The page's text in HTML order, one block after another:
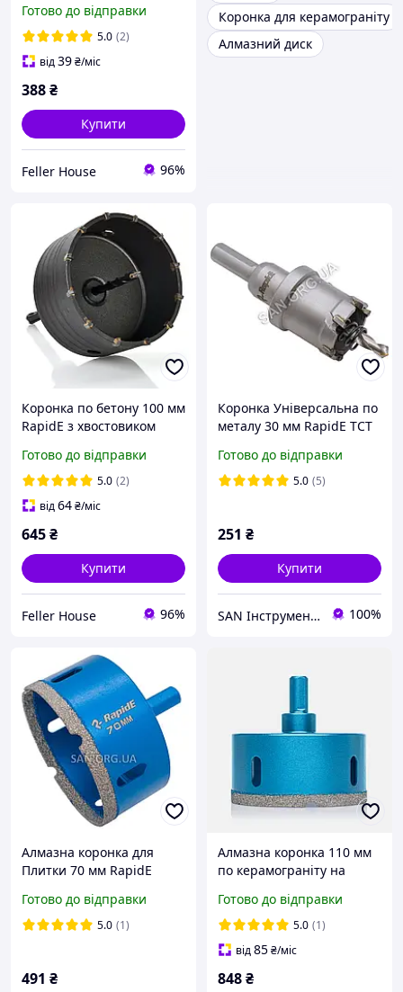
Готово до відправки
5.0 (2)
від39₴/міс
388₴
Купити
Feller House 96%
Коронка для керамограніту
Алмазний диск
Коронка по бетону 100 мм
RapidE з хвостовиком
Готово до відправки
5.0 (2)
від64₴/міс
645₴
Купити
Feller House 96%
Коронка Універсальна по
металу 30 мм RapidE TCT
напайками
Готово до відправки
5.0 (5)
251 ₴
Купити
SAN Інструмент Комплектуючі Запчастини 100%
Алмазна коронка для
Плитки 70 мм RapidE
Готово до відправки
5.0 (1)
491 ₴
Алмазна коронка 110 мм
по керамограніту на
Готово до відправки
5.0 (1)
від85₴/міс
848₴